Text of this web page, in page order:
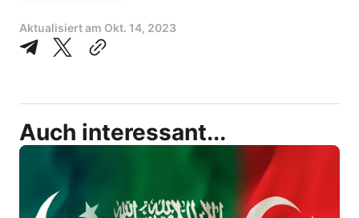
Aktualisiert am Okt. 14, 2023
Auch interessant...